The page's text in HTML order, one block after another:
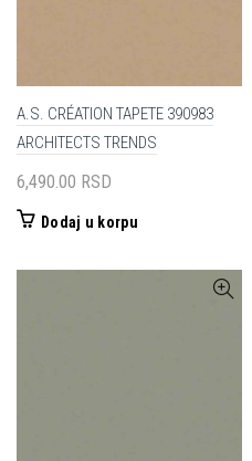
A.S. CRÉATION TAPETE 390983
ARCHITECTS TRENDS
6,490.00 RSD
Dodaj u korpu